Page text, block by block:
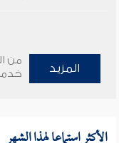
المزيد
من